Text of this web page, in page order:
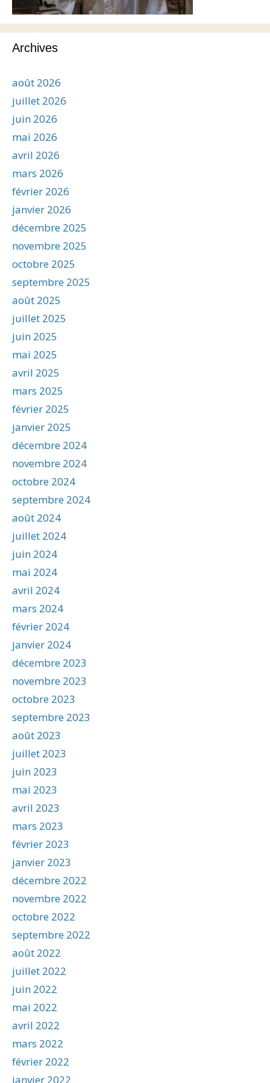
Archives
août 2026
juillet 2026
juin 2026
mai 2026
avril 2026
mars 2026
février 2026
janvier 2026
décembre 2025
novembre 2025
octobre 2025
septembre 2025
août 2025
juillet 2025
juin 2025
mai 2025
avril 2025
mars 2025
février 2025
janvier 2025
décembre 2024
novembre 2024
octobre 2024
septembre 2024
août 2024
juillet 2024
juin 2024
mai 2024
avril 2024
mars 2024
février 2024
janvier 2024
décembre 2023
novembre 2023
octobre 2023
septembre 2023
août 2023
juillet 2023
juin 2023
mai 2023
avril 2023
mars 2023
février 2023
janvier 2023
décembre 2022
novembre 2022
octobre 2022
septembre 2022
août 2022
juillet 2022
juin 2022
mai 2022
avril 2022
mars 2022
février 2022
janvier 2022